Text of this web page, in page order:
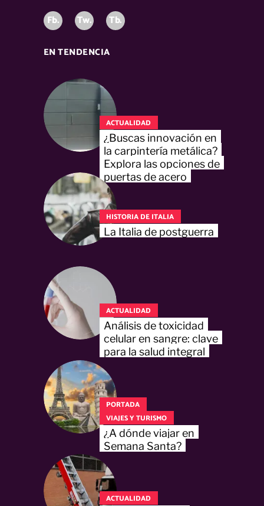
Fb. Tw. Tb.
EN TENDENCIA
ACTUALIDAD
¿Buscas innovación en
la carpintería metálica?
Explora las opciones de
puertas de acero
HISTORIA DE ITALIA
La Italia de postguerra
ACTUALIDAD
Análisis de toxicidad
celular en sangre: clave
para la salud integral
PORTADA
VIAJES Y TURISMO
¿A dónde viajar en
Semana Santa?
ACTUALIDAD